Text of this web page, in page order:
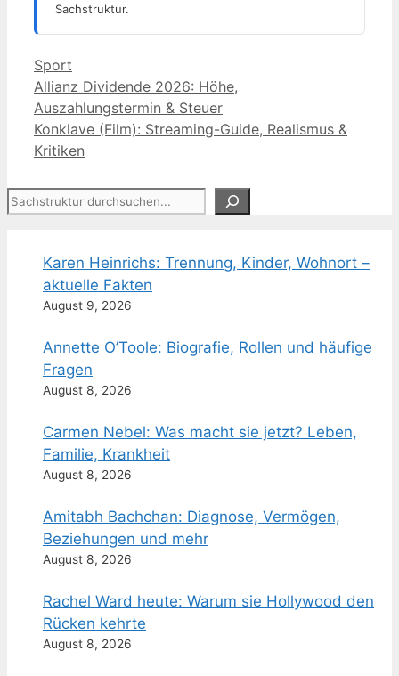
Sachstruktur.
Kategorien
Sport
Allianz Dividende 2026: Höhe,
Auszahlungstermin & Steuer
Konklave (Film): Streaming-Guide, Realismus &
Kritiken
Suchen
Karen Heinrichs: Trennung, Kinder, Wohnort –
aktuelle Fakten
August 9, 2026
Annette O’Toole: Biografie, Rollen und häufige
Fragen
August 8, 2026
Carmen Nebel: Was macht sie jetzt? Leben,
Familie, Krankheit
August 8, 2026
Amitabh Bachchan: Diagnose, Vermögen,
Beziehungen und mehr
August 8, 2026
Rachel Ward heute: Warum sie Hollywood den
Rücken kehrte
August 8, 2026